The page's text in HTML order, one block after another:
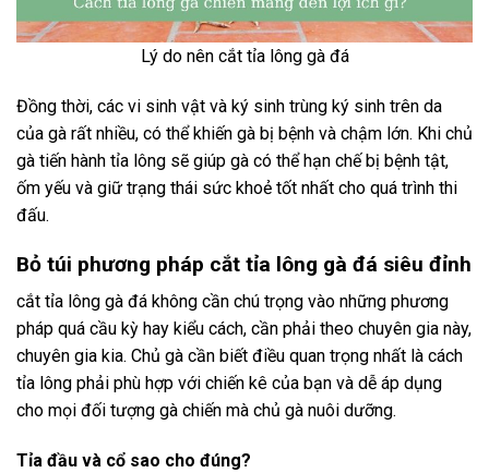
Lý do nên cắt tỉa lông gà đá
Đồng thời, các vi sinh vật và ký sinh trùng ký sinh trên da
của gà rất nhiều, có thể khiến gà bị bệnh và chậm lớn. Khi chủ
gà tiến hành tỉa lông sẽ giúp gà có thể hạn chế bị bệnh tật,
ốm yếu và giữ trạng thái sức khoẻ tốt nhất cho quá trình thi
đấu.
Bỏ túi phương pháp cắt tỉa lông gà đá siêu đỉnh
cắt tỉa lông gà đá không cần chú trọng vào những phương
pháp quá cầu kỳ hay kiểu cách, cần phải theo chuyên gia này,
chuyên gia kia. Chủ gà cần biết điều quan trọng nhất là cách
tỉa lông phải phù hợp với chiến kê của bạn và dễ áp dụng
cho mọi đối tượng gà chiến mà chủ gà nuôi dưỡng.
Tỉa đầu và cổ sao cho đúng?